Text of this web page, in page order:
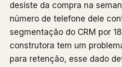
desiste da compra na
número de telefone dele
segmentação do CRM por
construtora tem um
para retenção, esse dado